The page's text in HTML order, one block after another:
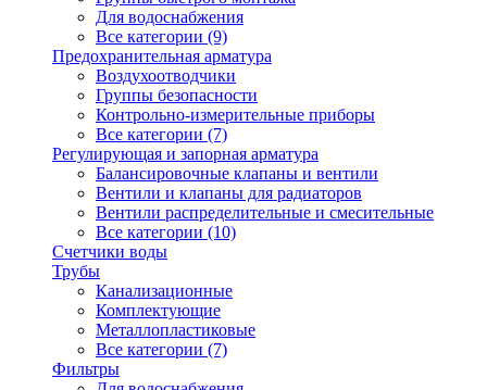
Для водоснабжения
Все категории (9)
Предохранительная арматура
Воздухоотводчики
Группы безопасности
Контрольно-измерительные приборы
Все категории (7)
Регулирующая и запорная арматура
Балансировочные клапаны и вентили
Вентили и клапаны для радиаторов
Вентили распределительные и смесительные
Все категории (10)
Счетчики воды
Трубы
Канализационные
Комплектующие
Металлопластиковые
Все категории (7)
Фильтры